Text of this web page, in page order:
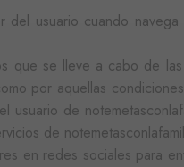
del usuario cuando
que se lleve a cabo de
por aquellas
de
de
en redes sociales para
the pattern element on
or website it relates
videos incrustados.